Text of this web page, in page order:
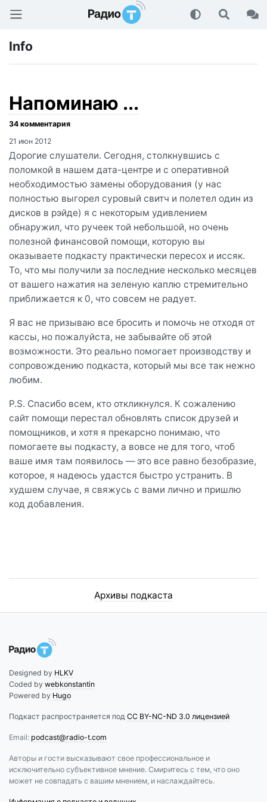
Радио-Т Подкаст
Info
Напоминаю ...
21 июн 2012
Дорогие слушатели. Сегодня, столкнувшись с
поломкой в нашем дата-центре и с оперативной
необходимостью замены оборудования (у нас
полностью выгорел суровый свитч и полетел один из
дисков в рэйде) я с некоторым удивлением
обнаружил, что ручеек той небольшой, но очень
полезной финансовой помощи, которую вы
оказываете подкасту практически пересох и иссяк.
То, что мы получили за последние несколько месяцев
от вашего нажатия на зеленую каплю стремительно
приближается к 0, что совсем не радует.
Я вас не призываю все бросить и помочь не отходя от
кассы, но пожалуйста, не забывайте об этой
возможности. Это реально помогает производству и
сопровождению подкаста, который мы все так нежно
любим.
P.S. Спасибо всем, кто откликнулся. К сожалению
сайт помощи перестал обновлять список друзей и
помощников, и хотя я прекарсно понимаю, что
помогаете вы подкасту, а вовсе не для того, чтоб
ваше имя там появилось — это все равно безобразие,
которое, я надеюсь удастся быстро устранить. В
худшем случае, я свяжусь с вами лично и пришлю
код добавления.
Архивы подкаста
Designed by HLKV
Coded by webkonstantin
Powered by Hugo
Подкаст распространяется под CC BY-NC-ND 3.0 лицензией
Email: podcast@radio-t.com
Авторы и гости высказывают свое профессиональное и
исключительно субъективное мнение. Смиритесь с тем, что оно
может не совпадать с вашим мнением, и наслаждайтесь.